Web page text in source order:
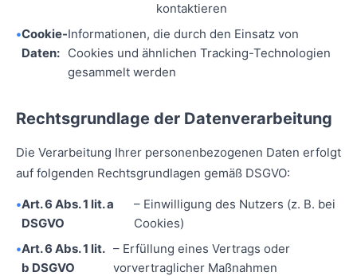
kontaktieren
Cookie-
Daten:
Informationen, die durch den Einsatz von
Cookies und ähnlichen Tracking-Technologien
gesammelt werden
Rechtsgrundlage der Datenverarbeitung
Die Verarbeitung Ihrer personenbezogenen Daten erfolgt
auf folgenden Rechtsgrundlagen gemäß DSGVO:
Art. 6 Abs. 1 lit. a
DSGVO
– Einwilligung des Nutzers (z. B. bei
Cookies)
Art. 6 Abs. 1 lit.
b DSGVO
– Erfüllung eines Vertrags oder
vorvertraglicher Maßnahmen